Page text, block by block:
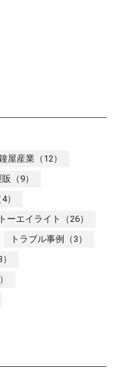
屋産業（12）
（9）
）
トーエイライト（26）
トラブル事例（3）